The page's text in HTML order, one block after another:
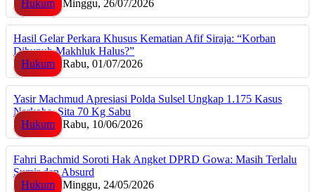
Hukum
Minggu, 26/07/2026
Hasil Gelar Perkara Khusus Kematian Afif Siraja: “Korban
Dibunuh Makhluk Halus?”
Hukum
Rabu, 01/07/2026
Yasir Machmud Apresiasi Polda Sulsel Ungkap 1.175 Kasus
Narkoba, Sita 70 Kg Sabu
Hukum
Rabu, 10/06/2026
Fahri Bachmid Soroti Hak Angket DPRD Gowa: Masih Terlalu
Sumir dan Absurd
Hukum
Minggu, 24/05/2026